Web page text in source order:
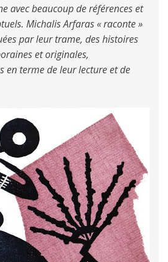
avec beaucoup de références et
Michalis Arfaras « raconte »
par leur trame, des histoires
et originales,
en terme de leur lecture et de